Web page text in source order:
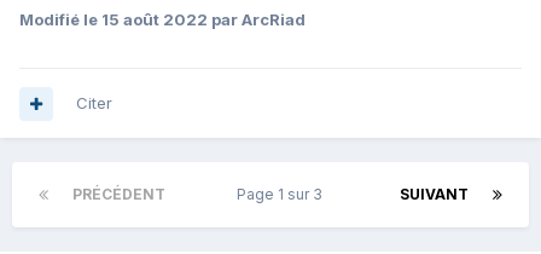
Modifié le 15 août 2022 par ArcRiad
Citer
PRÉCÉDENT SUIVANT
Page 1 sur 3